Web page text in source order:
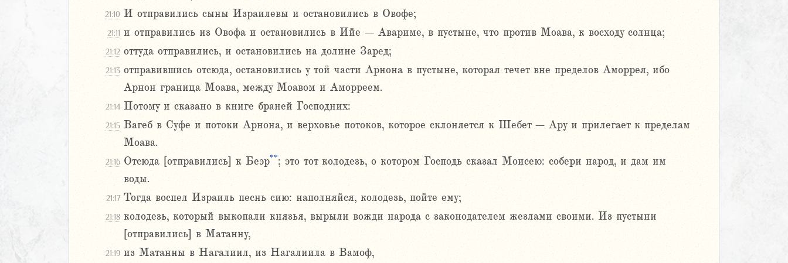
21:10 И отправились сыны Израилевы и остановились в Овофе;
21:11 и отправились из Овофа и остановились в Ийе – Авариме, в пустыне, что против Моава, к восходу солнца;
21:12 оттуда отправились, и остановились на долине Заред;
21:13 отправившись отсюда, остановились у той части Арнона в пустыне, которая течет вне пределов Аморрея, ибо
Арнон граница Моава, между Моавом и Аморреем.
21:14 Потому и сказано в книге браней Господних:
21:15 Вагеб в Суфе и потоки Арнона, и верховье потоков, которое склоняется к Шебет – Ару и прилегает к пределам
Моава.
21:16 Отсюда [отправились] к Беэр**; это тот колодезь, о котором Господь сказал Моисею: собери народ, и дам им
воды.
21:17 Тогда воспел Израиль песнь сию: наполняйся, колодезь, пойте ему;
21:18 колодезь, который выкопали князья, вырыли вожди народа с законодателем жезлами своими. Из пустыни
[отправились] в Матанну,
21:19 из Матанны в Нагалиил, из Нагалиила в Вамоф,